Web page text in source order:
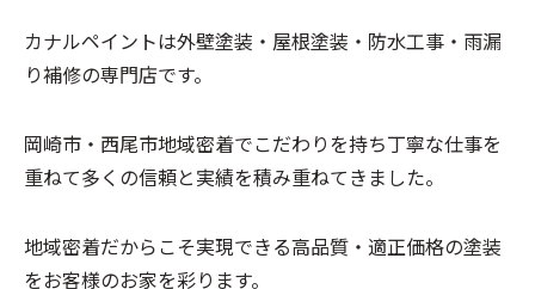
カナルペイントは外壁塗装・屋根塗装・防水工事・雨漏
り補修の専門店です。
岡崎市・西尾市地域密着でこだわりを持ち丁寧な仕事を
重ねて多くの信頼と実績を積み重ねてきました。
地域密着だからこそ実現できる高品質・適正価格の塗装
をお客様のお家を彩ります。